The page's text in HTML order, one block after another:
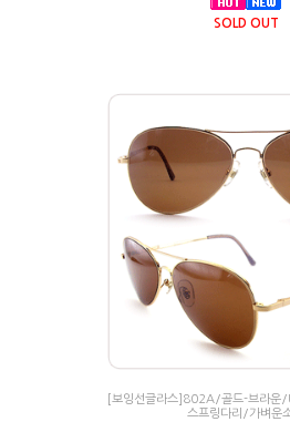
SOLD OUT
[보잉선글라스]802A/골드-브라운
스프링다리/가벼운